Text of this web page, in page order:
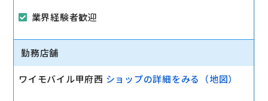
業界経験者歓迎
勤務店舗
ワイモバイル甲府西 ショップの詳細をみる（地図）